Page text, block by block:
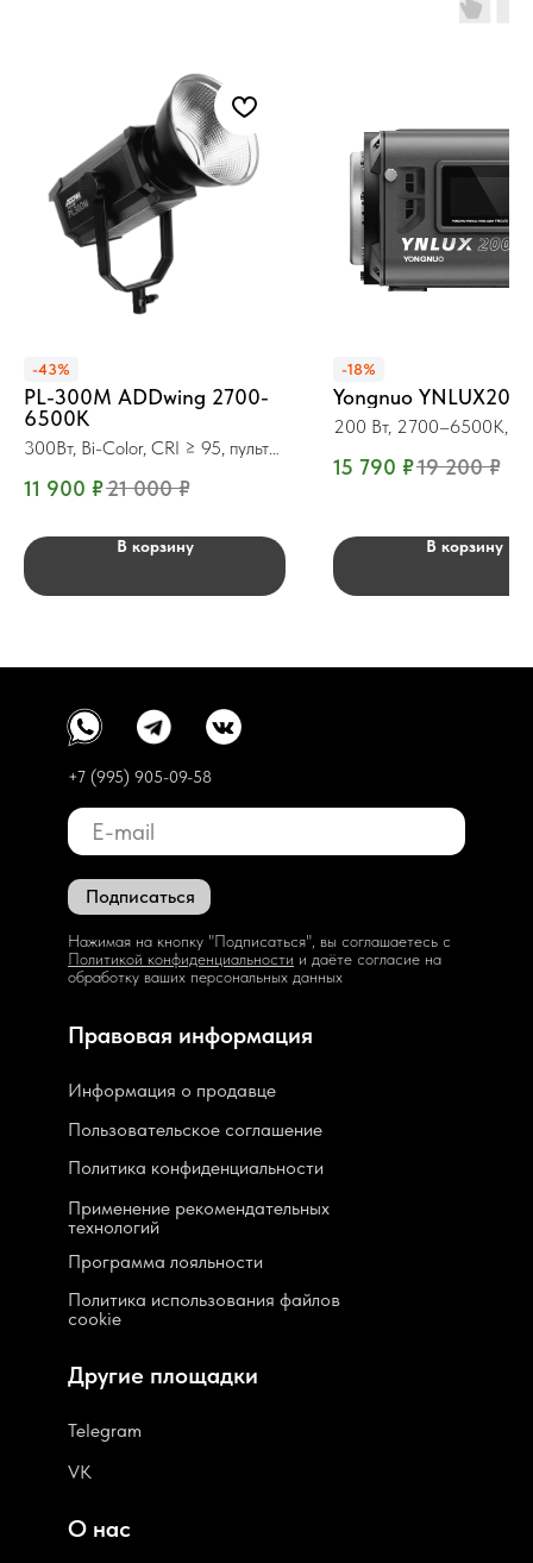
-43%
PL-300М ADDwing 2700-
6500K
300Вт, Bi-Color, CRI ≥ 95, пульт
11 900 ₽21 000 ₽
В корзину
-18%
Yongnuo YNLUX200
200 Вт, 2700–6500K,
15 790 ₽19 200 ₽
В корзину
Подписаться
Нажимая на кнопку "Подписаться", вы соглашаетесь с
Политикой конфиденциальности и даёте согласие на
обработку ваших персональных данных
Пользовательское соглашение
Политика конфиденциальности
Программа лояльности
Политика использования файлов
cookie
Применение рекомендательных
технологий
Информация о продавце
Telegram
VK
Правовая информация
О нас
Другие площадки
+7 (995) 905-09-58